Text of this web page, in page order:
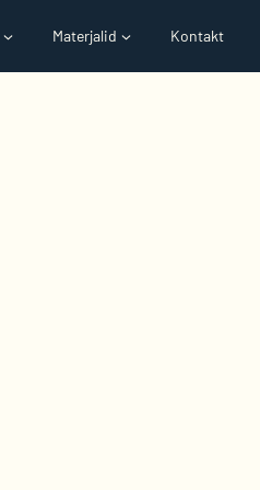
Materjalid Kontakt